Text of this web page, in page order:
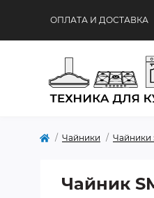
ОПЛАТА И ДОСТАВКА
Чайники Чайники
Чайник